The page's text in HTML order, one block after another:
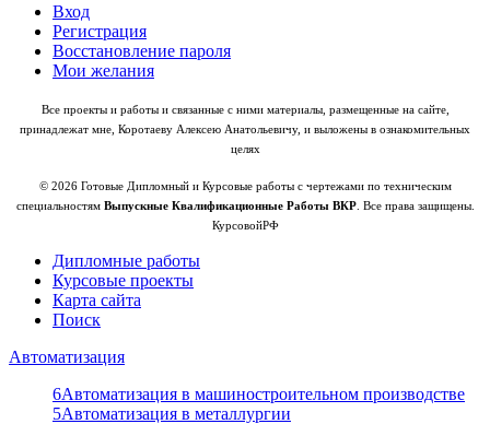
Вход
Регистрация
Восстановление пароля
Мои желания
Все проекты и работы и связанные с ними материалы, размещенные на сайте,
принадлежат мне, Коротаеву Алексею Анатольевичу, и выложены в ознакомительных
целях
© 2026 Готовые Дипломный и Курсовые работы с чертежами по техническим
специальностям Выпускные Квалификационные Работы ВКР. Все права защищены.
КурсовойРФ
Дипломные работы
Курсовые проекты
Карта сайта
Поиск
Автоматизация
6Автоматизация в машиностроительном производстве
5Автоматизация в металлургии